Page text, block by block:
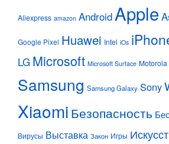
Aliexpress amazon Android Apple
Google Pixel Huawei Intel iOs
LG Microsoft Microsoft Surface Motorola
Samsung Samsung Galaxy Sony
Xiaomi Безопасность
Вирусы Выставка Закон Игры